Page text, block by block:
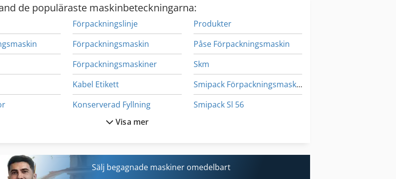
de populäraste maskinbeteckningarna:
Förpackningslinje
Förpackningsmaskin
Förpackningsmaskiner
Kabel Etikett
Konserverad Fyllning
Krympa Packer
Mat Förpackningsmaskin
Produkter
Påse Förpackningsmaskin
Skm
Smipack Förpackningsmaskin
Smipack Sl 56
Visa mer
Sälj begagnade maskiner omedelbart